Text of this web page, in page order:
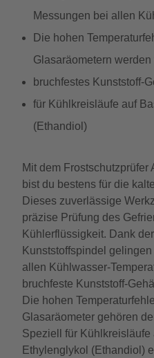
Messungen bei allen
Die hohen
Glasaräometern
bruchfestes Kunststoff-
für Kühlkreisläufe auf
(Ethandiol)
Mit dem
bist du bestens für die
Dieses zuverlässige
präzise Prüfung des
Kühlerflüssigkeit. Dank
Kunststoffspindel
allen Kühlwasser-
bruchfeste Kunststoff-
Die hohen
Glasaräometer gehören
Speziell für Kühlkreisläufe
Ethylenglykol (Ethandiol)